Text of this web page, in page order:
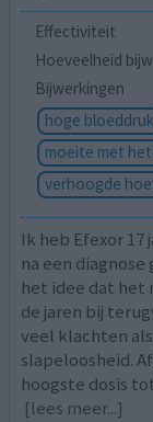
Effectiviteit
Hoeveelheid
Bijwerkingen
hoge bloeddruk
moeite met
verhoogde
Ik heb Efexor
na een
het idee dat het
de jaren bij
veel klachten
slapeloosheid.
hoogste dosis
[lees meer...]